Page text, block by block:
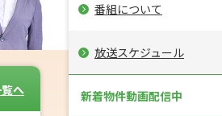
へ
番組について
放送スケジュール
新着物件動画配信中